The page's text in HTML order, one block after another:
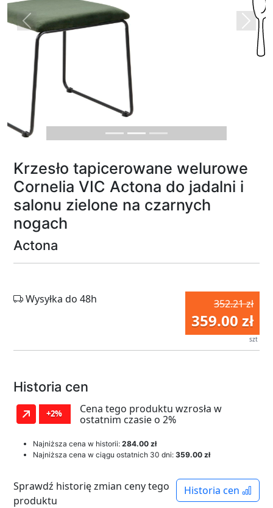
Previous Next
Krzesło tapicerowane welurowe
Cornelia VIC Actona do jadalni i
salonu zielone na czarnych
nogach
Actona
352.21 zł
359.00 zł
szt
Wysyłka do 48h
Historia cen
+2%
Cena tego produktu wzrosła w
ostatnim czasie o 2%
Najniższa cena w historii: 284.00 zł
Najniższa cena w ciągu ostatnich 30 dni: 359.00 zł
Historia cen
Sprawdź historię zmian ceny tego
produktu